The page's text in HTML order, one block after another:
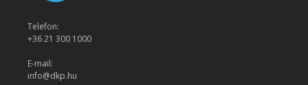
Telefon:
+36 21 300 1000
E-mail:
info@dkp.hu